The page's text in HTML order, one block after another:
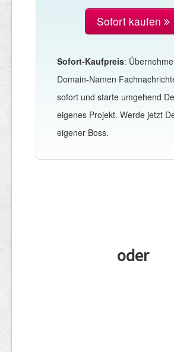
Sofort kaufen
Sofort-Kaufpreis:
Domain-Namen
sofort und starte umgehend
eigenes Projekt. Werde jetzt
eigener Boss.
oder